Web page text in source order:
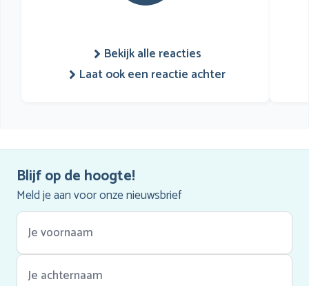
Bekijk alle reacties
Laat ook een reactie achter
Blijf op de hoogte!
Meld je aan voor onze nieuwsbrief